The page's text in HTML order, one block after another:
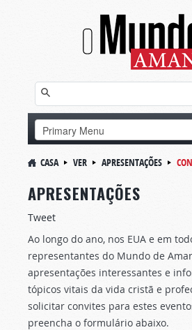
CASA VER APRESENTAÇÕES
APRESENTAÇÕES
Tweet
Ao longo do ano, nos EUA e em
representantes do Mundo de
apresentações interessantes e
tópicos vitais da vida cristã e
solicitar convites para estes
preencha o formulário abaixo.